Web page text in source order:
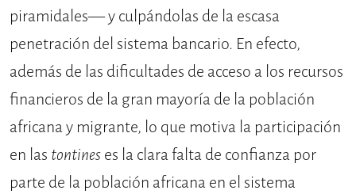
piramidales— y culpándolas de la escasa
penetración del sistema bancario. En efecto,
además de las dificultades de acceso a los recursos
financieros de la gran mayoría de la población
africana y migrante, lo que motiva la participación
en las tontineses la clara falta de confianza por
parte de la población africana en el sistema